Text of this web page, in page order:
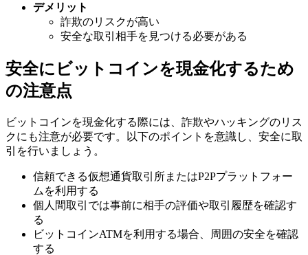
デメリット
詐欺のリスクが高い
安全な取引相手を見つける必要がある
安全にビットコインを現金化するため
の注意点
ビットコインを現金化する際には、詐欺やハッキングのリス
クにも注意が必要です。以下のポイントを意識し、安全に取
引を行いましょう。
信頼できる仮想通貨取引所またはP2Pプラットフォー
ムを利用する
個人間取引では事前に相手の評価や取引履歴を確認す
る
ビットコインATMを利用する場合、周囲の安全を確認
する